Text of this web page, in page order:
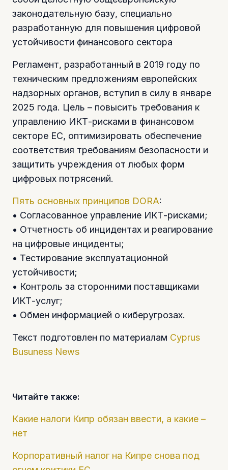
законодательную базу, специально
разработанную для повышения цифровой
устойчивости финансового сектора
Регламент, разработанный в 2019 году по
техническим предложениям европейских
надзорных органов, вступил в силу в январе
2025 года. Цель – повысить требования к
управлению ИКТ-рисками в финансовом
секторе ЕС, оптимизировать обеспечение
соответствия требованиям безопасности и
защитить учреждения от любых форм
цифровых потрясений.
Пять основных принципов DORA:
• Согласованное управление ИКТ-рисками;
• Отчетность об инцидентах и реагирование
на цифровые инциденты;
• Тестирование эксплуатационной
устойчивости;
• Контроль за сторонними поставщиками
ИКТ-услуг;
• Обмен информацией о киберугрозах.
Текст подготовлен по материалам Cyprus
Busuness News
Читайте также:
Какие налоги Кипр обязан ввести, а какие –
нет
Корпоративный налог на Кипре снова под